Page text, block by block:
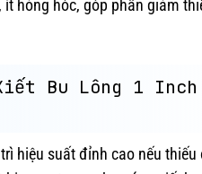
hỏng hóc, góp phần giảm
Bu Lông 1 Inch
hiệu suất đỉnh cao nếu